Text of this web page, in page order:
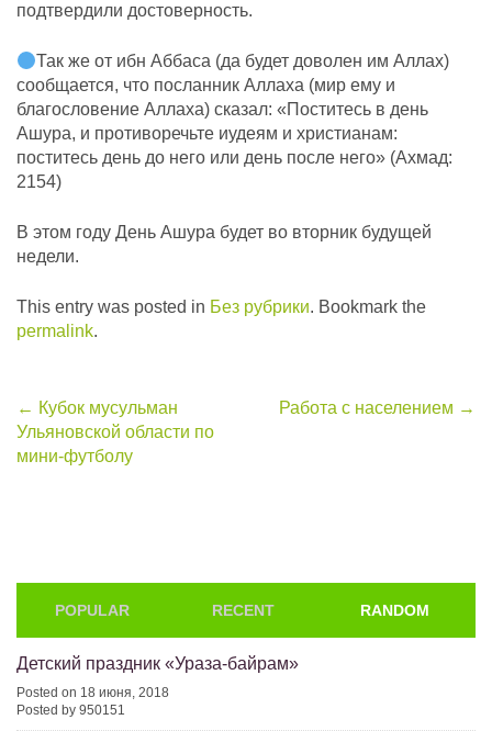
подтвердили достоверность.
Так же от ибн Аббаса (да будет доволен им Аллах)
сообщается, что посланник Аллаха (мир ему и
благословение Аллаха) сказал: «Поститесь в день
Ашура, и противоречьте иудеям и христианам:
поститесь день до него или день после него» (Ахмад:
2154)
В этом году День Ашура будет во вторник будущей
недели.
This entry was posted in Без рубрики. Bookmark the
permalink.
Post
navigation
← Кубок мусульман
Ульяновской области по
мини-футболу
Работа с населением →
POPULAR RECENT RANDOM
Детский праздник «Ураза-байрам»
Posted on 18 июня, 2018
Posted by 950151